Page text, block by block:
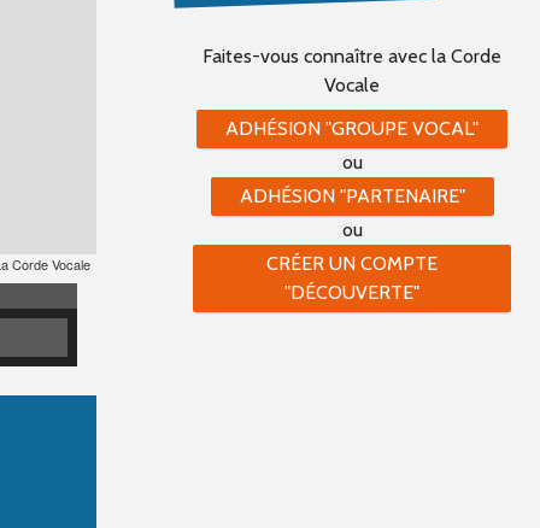
Corde Vocale
Faites-vous connaître avec la Corde
Vocale
ADHÉSION "GROUPE VOCAL"
ou
ADHÉSION "PARTENAIRE"
ou
CRÉER UN COMPTE
"DÉCOUVERTE"